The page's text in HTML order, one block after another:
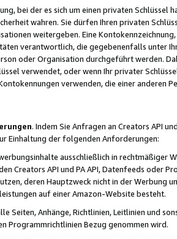
bei der es sich um einen privaten
wahren. Sie dürfen Ihren privaten
weitergeben. Eine
verantwortlich, die gegebenenfalls unter
oder Organisation durchgeführt werden.
verwendet, oder wenn Ihr privater
verwenden, die einer anderen
. Indem Sie Anfragen an Creators API
Einhaltung der folgenden Anforderungen:
ausschließlich in rechtmäßiger
Creators API und PA API, Datenfeeds oder
deren Hauptzweck nicht in der Werbung
auf einer Amazon-Website besteht.
Seiten, Anhänge, Richtlinien, Leitlinien und
Programmrichtlinien Bezug genommen wird.